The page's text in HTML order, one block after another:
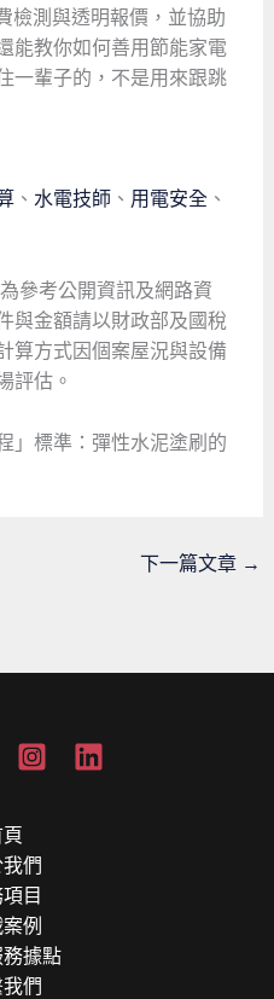
檢測與透明報價，並協助
能教你如何善用節能家電
一輩子的，不是用來跟跳
、 水電技師 、 用電安全 、
參考公開資訊及網路資
與金額請以財政部及國稅
算方式因個案屋況與設備
評估。
」標準：彈性水泥塗刷的
下一篇文章 →
們
目
例
據點
們